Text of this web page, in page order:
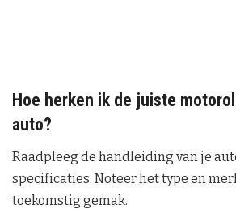
Hoe herken ik de juiste
auto?
Raadpleeg de handleiding van je
specificaties. Noteer het type en
toekomstig gemak.